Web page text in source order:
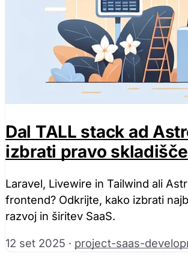
Dal TALL stack ad
izbrati pravo skladišče
Laravel, Livewire in Tailwind ali
frontend? Odkrijte, kako izbrati
razvoj in širitev SaaS.
12 set 2025 · project-saas-